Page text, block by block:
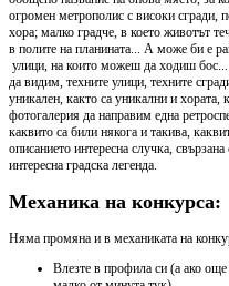
огромен метрополис с високи сгради,
хора; малко градче, в което животът
в полите на планината... А може би е
улици, на които можеш да ходиш бос...
да видим, техните улици, техните
уникален, както са уникални и хората,
фотогалерия да направим една
каквито са били някога и такива,
описанието интересна случка,
интересна градска легенда.
Механика на конкурса:
Няма промяна и в механиката на
Влезте в профила си (а ако още